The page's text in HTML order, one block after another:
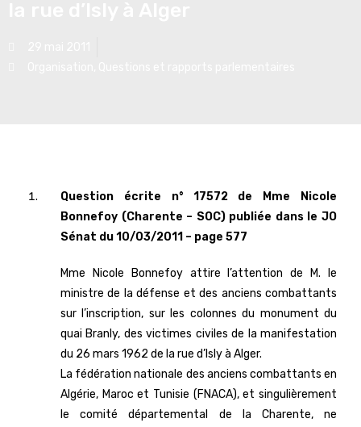
Question écrite n° 17572 de Mme Nicole
Bonnefoy (Charente – SOC) publiée dans le JO
Sénat du 10/03/2011 – page 577
Mme Nicole Bonnefoy attire l’attention de M. le
ministre de la défense et des anciens combattants
sur l’inscription, sur les colonnes du monument du
quai Branly, des victimes civiles de la manifestation
du 26 mars 1962 de la rue d’Isly à Alger.
La fédération nationale des anciens combattants en
Algérie, Maroc et Tunisie (FNACA), et singulièrement
le comité départemental de la Charente, ne